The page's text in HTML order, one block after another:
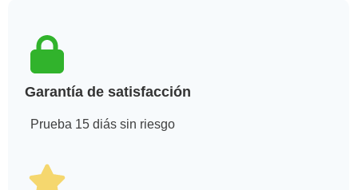
Garantía de satisfacción
Prueba 15 diás sin riesgo